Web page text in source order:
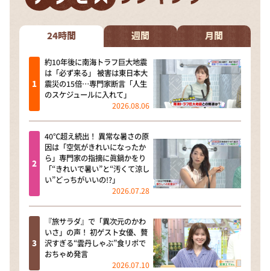
DAIGOも台所 ～きょうの献立 何にする？～
本日はダイアンなり！シーズン２
朝だ！生です旅サラダ
教えて！ニュースライブ 正義のミカタ
ＬＩＦＥ～夢のカタチ～
新婚さんいらっしゃい！
ポツンと一軒家
ザキ山小屋本館
ぺこぱのまるスポ
24時間 週間 月間
約10年後に南海トラフ巨大地震
は「必ず来る」 被害は東日本大
震災の15倍…専門家断言「人生
のスケジュールに入れて」
2026.08.06
40℃超え続出！ 異常な暑さの原
因は「空気がきれいになったか
ら」専門家の指摘に眞鍋かをり
「“きれいで暑い”と“汚くて涼し
い”どっちがいいの!?」
2026.07.28
『旅サラダ』で「異次元のかわ
いさ」の声！ 初ゲスト女優、贅
沢すぎる“雲丹しゃぶ”食リポで
おちゃめ発言
2026.07.10